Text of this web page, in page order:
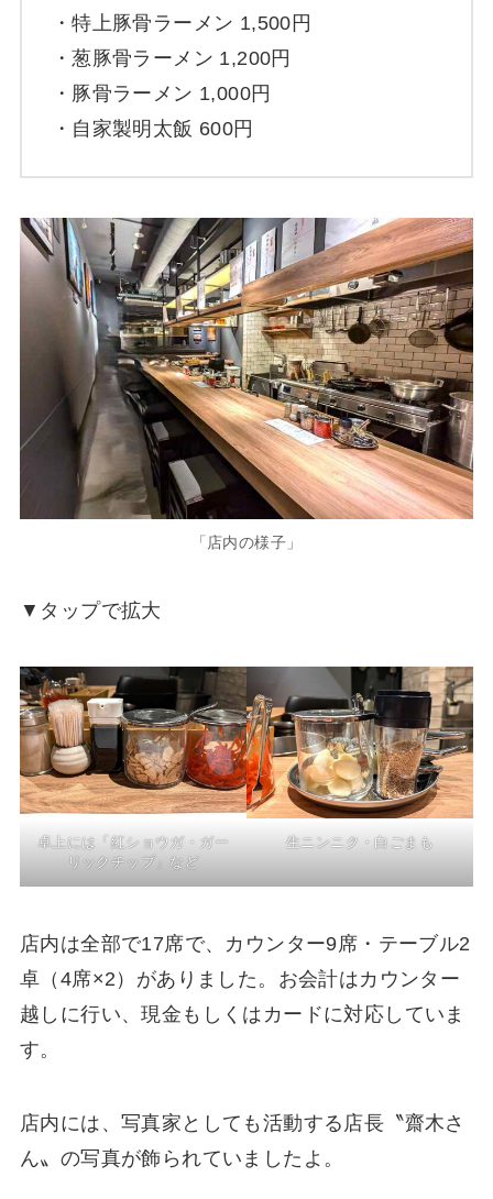
・特上豚骨ラーメン 1,500円
・葱豚骨ラーメン 1,200円
・豚骨ラーメン 1,000円
・自家製明太飯 600円
「店内の様子」
▼タップで拡大
卓上には「紅ショウガ・ガー
リックチップ」など
生ニンニク・白ごまも
店内は全部で17席で、カウンター9席・テーブル2
卓（4席×2）がありました。お会計はカウンター
越しに行い、現金もしくはカードに対応していま
す。
店内には、写真家としても活動する店長〝齋木さ
ん〟の写真が飾られていましたよ。